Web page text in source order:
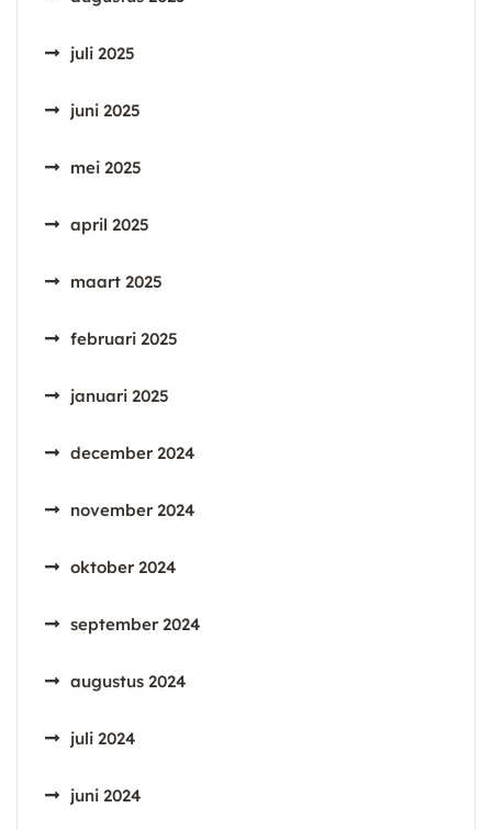
juli 2025
juni 2025
mei 2025
april 2025
maart 2025
februari 2025
januari 2025
december 2024
november 2024
oktober 2024
september 2024
augustus 2024
juli 2024
juni 2024